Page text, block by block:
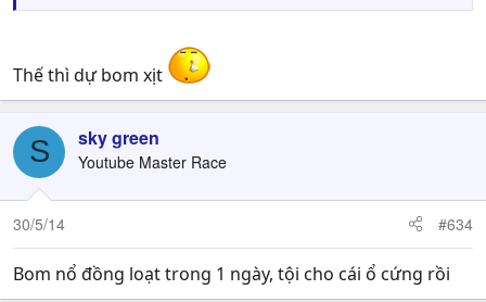
Ultimate không Team Combat(như trên)
Drive mode: Không Ultimate, không Awaken, Team
phần trước)
Thế thì dự bom xịt
S sky green
Youtube Master Race
30/5/14 #634
Bom nổ đồng loạt trong 1 ngày, tội cho cái ổ cứng rồi